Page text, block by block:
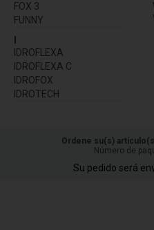
FOX 3
FUNNY
IDROFLEXA
IDROFLEXA C
IDROFOX
IDROTECH
Ordene su(s)
Número de
Su pedido será